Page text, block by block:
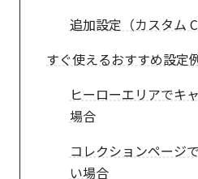
追加設定（カスタム
すぐ使えるおすすめ設定
ヒーローエリアでキ
場合
コレクションページ
い場合